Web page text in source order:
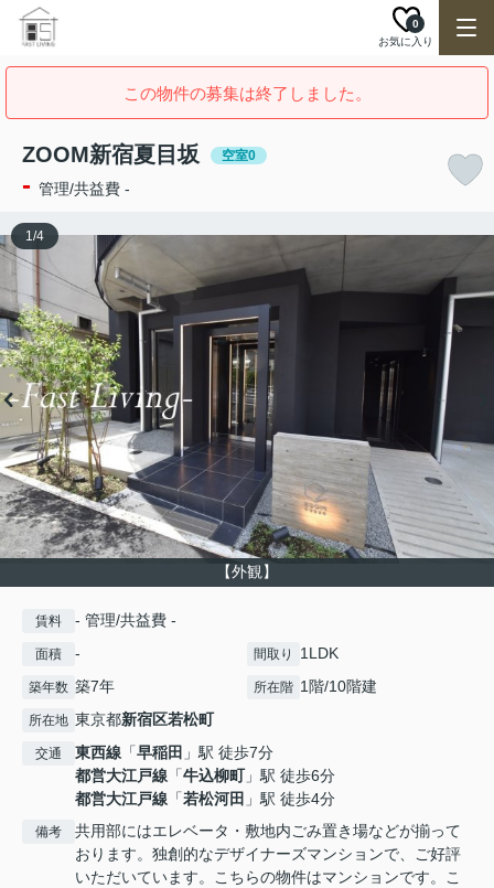
お気に入り
0
この物件の募集は終了しました。
ZOOM新宿夏目坂 空室0
- 管理/共益費 -
【外観】
1/4
賃料 - 管理/共益費 -
面積 - 間取り 1LDK
築年数 築7年 所在階 1階/10階建
所在地 東京都新宿区若松町
交通 東西線 「早稲田 」駅 徒歩7分
都営大江戸線 「牛込柳町」駅 徒歩6分
都営大江戸線 「若松河田 」駅 徒歩4分
備考
共用部にはエレベータ・敷地内ごみ置き場などが揃って
おります。独創的なデザイナーズマンションで、ご好評
いただいています。こちらの物件はマンションです。こ